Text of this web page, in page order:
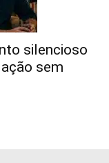
silencioso
sem